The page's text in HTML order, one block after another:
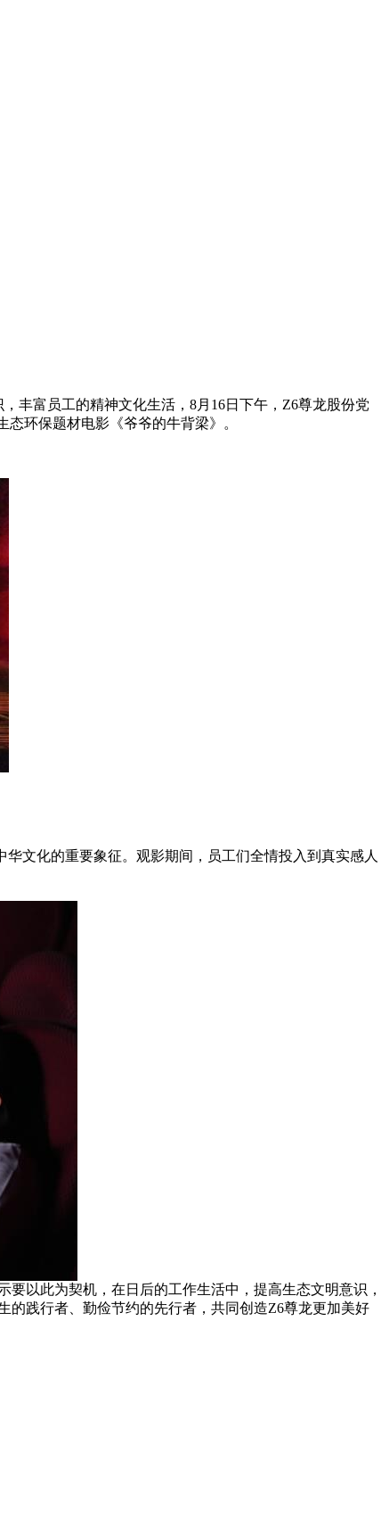
丰富员工的精神文化生活，8月16日下午，Z6尊龙股份党
生态环保题材电影《爷爷的牛背梁》。
中华文化的重要象征。观影期间，员工们全情投入到真实感人
为契机，在日后的工作生活中，提高生态文明意识，
践行者、勤俭节约的先行者，共同创造Z6尊龙更加美好